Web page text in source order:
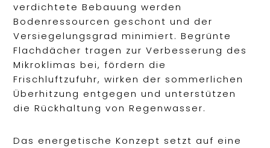
verdichtete Bebauung werden
Bodenressourcen geschont und der
Versiegelungsgrad minimiert. Begrünte
Flachdächer tragen zur Verbesserung des
Mikroklimas bei, fördern die
Frischluftzufuhr, wirken der sommerlichen
Überhitzung entgegen und unterstützen
die Rückhaltung von Regenwasser.
Das energetische Konzept setzt auf eine